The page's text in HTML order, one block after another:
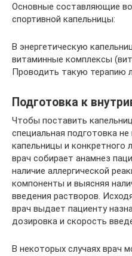
Основные составляющие
спортивной капельницы:
В энергетическую
витаминные комплексы
Проводить такую терапию
Подготовка к
Чтобы поставить
специальная подготовка
капельницы и конкретного
врач собирает анамнез
наличие аллергической
компоненты и выясняя
введения растворов.
врач выдает пациенту
дозировка и скорость
В некоторых случаях врач